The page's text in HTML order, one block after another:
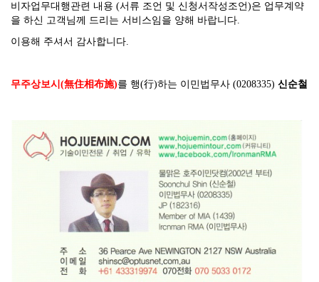
비자업무대행관련 내용 (서류 조언 및 신청서작성조언)은 업무계약
을 하신 고객님께 드리는 서비스임을 양해 바랍니다.
이용해 주셔서 감사합니다.
무주상보시(無住相布施)를 행(行)하는 이민법무사 (0208335) 신순철